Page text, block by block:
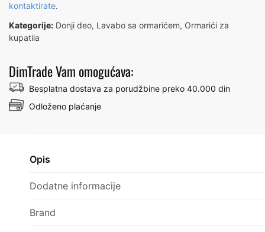
kontaktirate.
Kategorije: Donji deo, Lavabo sa ormarićem, Ormarići za
kupatila
PINO
ART
0891
DimTrade Vam omogućava:
Besplatna dostava za porudžbine preko 40.000 din
Odloženo plaćanje
Opis
Dodatne informacije
Brand